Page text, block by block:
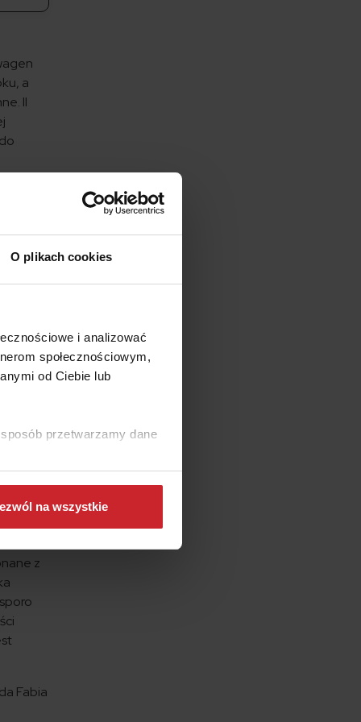
O plikach cookies
i analizować
społecznościowym,
od Ciebie lub
przetwarzamy dane
na wszystkie
a
II
do
z
Fabia